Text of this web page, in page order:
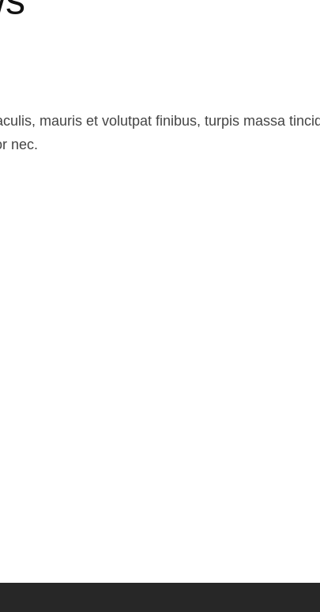
mauris et volutpat finibus, turpis massa
nec.